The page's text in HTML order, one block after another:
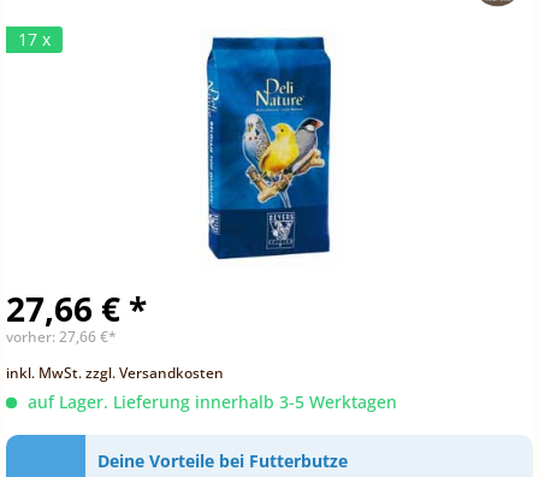
17 x
27,66 € *
vorher: 27,66 €*
inkl. MwSt.zzgl. Versandkosten
auf Lager. Lieferung innerhalb 3-5 Werktagen
Deine Vorteile bei Futterbutze